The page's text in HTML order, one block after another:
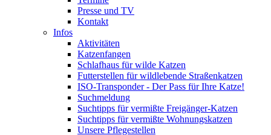
Presse und TV
Kontakt
Infos
Aktivitäten
Katzenfangen
Schlafhaus für wilde Katzen
Futterstellen für wildlebende Straßenkatzen
ISO-Transponder - Der Pass für Ihre Katze!
Suchmeldung
Suchtipps für vermißte Freigänger-Katzen
Suchtipps für vermißte Wohnungskatzen
Unsere Pflegestellen